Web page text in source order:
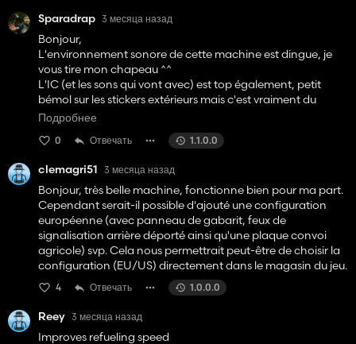
Sparadrap 3 месяца назад
Bonjour,
L'environnement sonore de cette machine est dingue, je
vous tire mon chapeau ^^
L'IC (et les sons qui vont avec) est top également, petit
bémol sur les stickers extérieurs mais c'est vraiment du
détail.
Super travail, merci pour le partage (je mets les 5 étoiles).
Подробнее
0 Отвечать 1.1.0.0
clemagri51 3 месяца назад
Bonjour, très belle machine, fonctionne bien pour ma part.
Cependant serait-il possible d'ajouté une configuration
européenne (avec panneau de gabarit, feux de
signalisation arrière déporté ainsi qu'une plaque convoi
agricole) svp. Cela nous permettrait peut-être de choisir la
configuration (EU/US) directement dans le magasin du jeu.
4 Отвечать 1.0.0.0
Reey 3 месяца назад
Improves refueling speed